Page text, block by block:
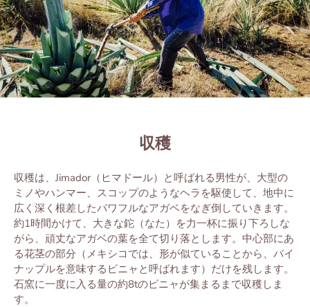
収穫
収穫は、Jimador（ ヒマドール） と呼ばれる男性が、 ⼤型の
ミノやハンマー、スコップのよう なヘラを駆使 して、 地中に
広 く 深 く 根差 したパワフルなアガベをなぎ倒 していきます。
約1時間かけて、 ⼤きな鉈（なた） を⼒⼀杯に振 り下ろしな
がら、 頑丈なアガベの葉を全て切 り落とします。 中⼼部にあ
る花茎の部分（ メキシコでは、 形が似ていることから、パイ
ナップルを意味するピニャと呼ばれます） だけを残します。
⽯窯に一度に入る量の約8tのピニャが集まるまで収穫 しま
す。